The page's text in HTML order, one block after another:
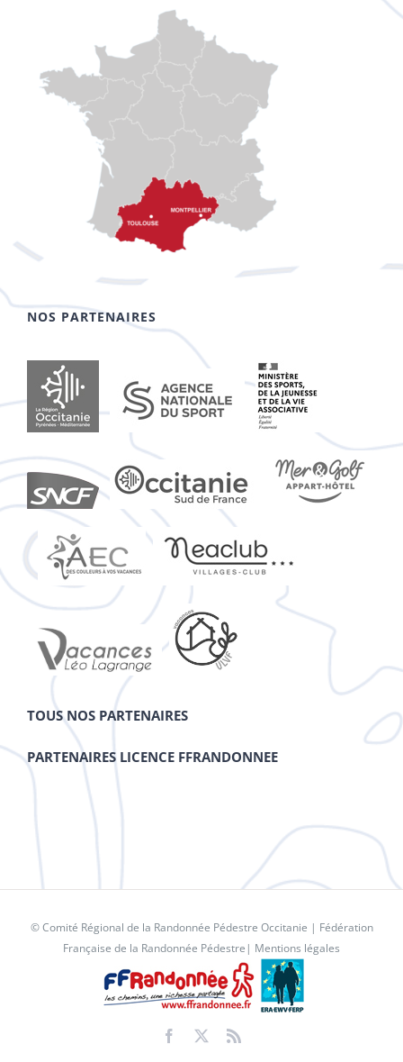
NOS PARTENAIRES
TOUS NOS PARTENAIRES
PARTENAIRES LICENCE FFRANDONNEE
© Comité Régional de la Randonnée Pédestre Occitanie | Fédération
Française de la Randonnée Pédestre | Mentions légales
Facebook